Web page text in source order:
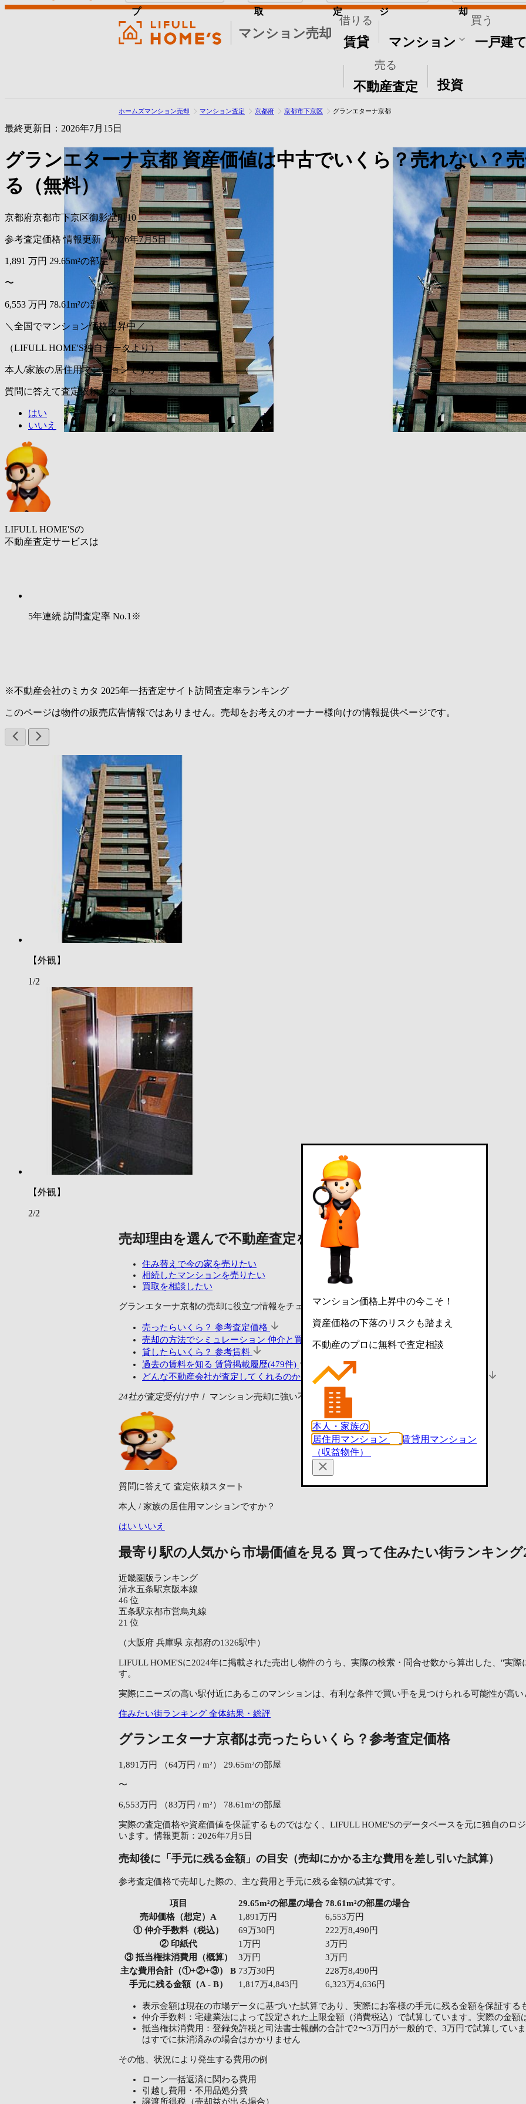
マンション売却
借りる
賃貸
買う
マンション 一戸建
売る
不動産査定
その他
投資
プ 取 定 ジ 却
ホームズマンション売却 マンション査定 京都府 京都市下京区 グランエターナ京都
最終更新日：2026年7月15日
グランエターナ京都 資産価値は中古でいくら？売れない？
る（無料）
京都府京都市下京区御影堂町10
参考査定価格 情報更新：2026年7月5日
1,891 万円 29.65m²の部屋
〜
6,553 万円 78.61m²の部屋
＼全国でマンション価格上昇中／
（LIFULL HOME'S独自データより）
本人/家族の居住用マンションですか？
質問に答えて査定依頼スタート
はい
いいえ
LIFULL HOME'Sの
不動産査定サービスは
5年連続 訪問査定率 No.1 ※
※不動産会社のミカタ 2025年一括査定サイト訪問査定率ランキング
このページは物件の販売広告情報ではありません。売却をお考えのオーナー様向けの情報提供ページです。
【外観】
1/2
【外観】
2/2
売却理由を選んで不動産査定を依頼する
住み替えで今の家を売りたい
相続したマンションを売りたい
買取を相談したい
グランエターナ京都の売却に役立つ情報をチェック！
売ったらいくら？ 参考査定価格
売却の方法でシミュレーション 仲介と買取の違いをチェック
貸したらいくら？ 参考賃料
過去の賃料を知る 賃貸掲載履歴(479件)
どんな不動産会社が査定してくれるのか見る査定・買取相談ができる不動産会社(24社)
24社が査定受付け中！ マンション売却に強い不動産会社に査定依頼
質問に答えて 査定依頼スタート
本人 / 家族の居住用マンションですか？
はい いいえ
最寄り駅の人気から市場価値を見る 買って住みたい街ランキング
近畿圏版ランキング
清水五条駅京阪本線
46位
五条駅京都市営烏丸線
21位
（大阪府 兵庫県 京都府の1326駅中）
LIFULL HOME'Sに2024年に掲載された売出し物件のうち、実際の検索・問合せ数から算出した、"実
す。
実際にニーズの高い駅付近にあるこのマンションは、有利な条件で買い手を見つけられる可能性が高
住みたい街ランキング 全体結果・総評
グランエターナ京都は売ったらいくら？ 参考査定価格
1,891万円 （64万円 / m²） 29.65m²の部屋
〜
6,553万円 （83万円 / m²） 78.61m²の部屋
実際の査定価格や資産価値を保証するものではなく、LIFULL HOME'Sのデータベースを元に独自のロ
います。情報更新：2026年7月5日
売却後に「手元に残る金額」の目安（売却にかかる主な費用を差し引いた試算）
参考査定価格で売却した際の、主な費用と手元に残る金額の試算です。
項目 29.65m²の部屋の場合 78.61m²の部屋の場合
売却価格（想定）A
1,891万円
6,553万円
① 仲介手数料（税込）
69万30円
222万8,490円
② 印紙代
1万円
3万円
③ 抵当権抹消費用（概算）
3万円
3万円
主な費用合計（①+②+③） B 73万30円
228万8,490円
手元に残る金額（A - B）
1,817万4,843円 6,323万4,636円
表示金額は現在の市場データに基づいた試算であり、実際にお客様の手元に残る金額を保証する
仲介手数料：宅建業法によって設定された上限金額（消費税込）で試算しています。実際の金額
抵当権抹消費用：登録免許税と司法書士報酬の合計で2〜3万円が一般的で、3万円で試算してい
はすでに抹消済みの場合はかかりません
その他、状況により発生する費用の例
ローン一括返済に関わる費用
引越し費用・不用品処分費
譲渡所得税（売却益が出る場合）
マンション価格上昇中の今こそ！
資産価格の下落のリスクも踏まえ
不動産のプロに無料で査定相談
本人・家族の
居住用マンション
賃貸用マンション
（収益物件）